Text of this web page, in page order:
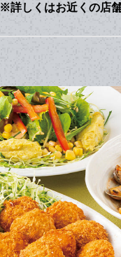
※詳しくはお近くの店